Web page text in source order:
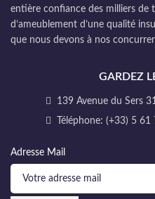
entière confiance des milliers de
d’ameublement d’une qualité
que nous devons à nos
GARDEZ
139 Avenue du Sers
Téléphone: (+33) 5
Adresse Mail